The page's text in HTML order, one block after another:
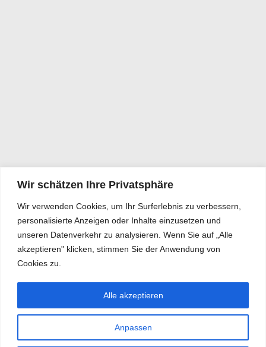
Wir schätzen Ihre Privatsphäre
Wir verwenden Cookies, um Ihr Surferlebnis zu verbessern,
personalisierte Anzeigen oder Inhalte einzusetzen und
unseren Datenverkehr zu analysieren. Wenn Sie auf „Alle
akzeptieren" klicken, stimmen Sie der Anwendung von
Cookies zu.
Anpassen
Alle akzeptieren